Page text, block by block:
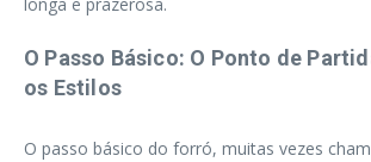
O Passo Básico: O Ponto de
os Estilos
O passo básico do forró, muitas vezes